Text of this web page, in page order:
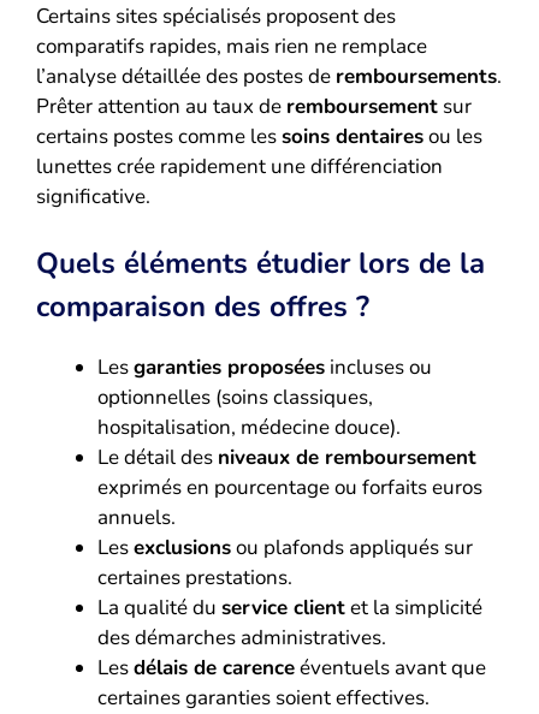
Certains sites spécialisés proposent des
comparatifs rapides, mais rien ne remplace
l’analyse détaillée des postes de remboursements.
Prêter attention au taux de remboursement sur
certains postes comme lessoins dentairesou les
lunettes crée rapidement une différenciation
significative.
Quels éléments étudier lors de la
comparaison des offres ?
Lesgaranties proposées incluses ou
optionnelles (soins classiques,
hospitalisation, médecine douce).
Le détail des niveaux de remboursement
exprimés en pourcentage ou forfaits euros
annuels.
Lesexclusionsou plafonds appliqués sur
certaines prestations.
La qualité du service clientet la simplicité
des démarches administratives.
Lesdélais de carenceéventuels avant que
certaines garanties soient effectives.